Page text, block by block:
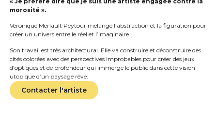
morosité ».
Véronique Merlault Peytour mélange l’abstraction et la figuration pour
créer un univers entre le réel et l’imaginaire.
Son travail est très architectural. Elle va construire et déconstruire des
cités colorées avec des perspectives improbables pour créer des jeux
d’optiques et de profondeur qui immerge le public dans cette vision
utopique d’un paysage rêvé.
Contacter l'artiste